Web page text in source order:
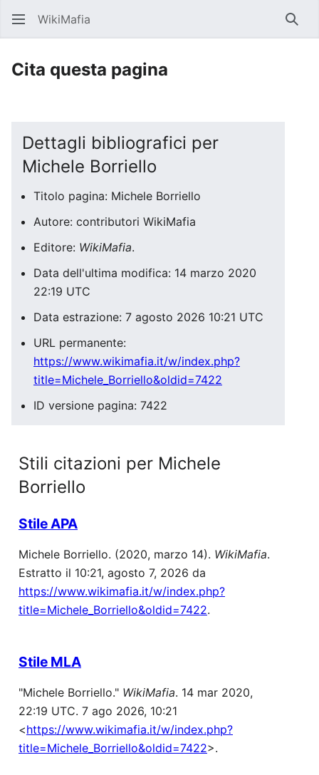
WikiMafia
Cita questa pagina
Dettagli bibliografici per
Michele Borriello
Titolo pagina: Michele Borriello
Autore: contributori WikiMafia
Editore: WikiMafia.
Data dell'ultima modifica: 14 marzo 2020
22:19 UTC
Data estrazione: 7 agosto 2026 10:21 UTC
URL permanente:
https://www.wikimafia.it/w/index.php?
title=Michele_Borriello&oldid=7422
ID versione pagina: 7422
Stili citazioni per Michele
Borriello
Stile APA
Michele Borriello. (2020, marzo 14). WikiMafia.
Estratto il 10:21, agosto 7, 2026 da
https://www.wikimafia.it/w/index.php?
title=Michele_Borriello&oldid=7422.
Stile MLA
"Michele Borriello." WikiMafia. 14 mar 2020,
22:19 UTC. 7 ago 2026, 10:21
<https://www.wikimafia.it/w/index.php?
title=Michele_Borriello&oldid=7422>.